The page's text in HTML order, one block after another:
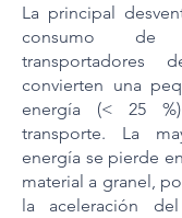
La principal
consumo de
transportadores
convierten una
energía (< 25
transporte. La
energía se pierde
material a granel,
la aceleración